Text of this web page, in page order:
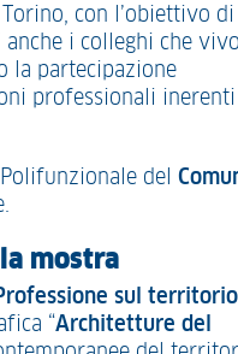
con l’obiettivo di
i colleghi che
la partecipazione
professionali inerenti
del
mostra
sul territorio
“Architetture del